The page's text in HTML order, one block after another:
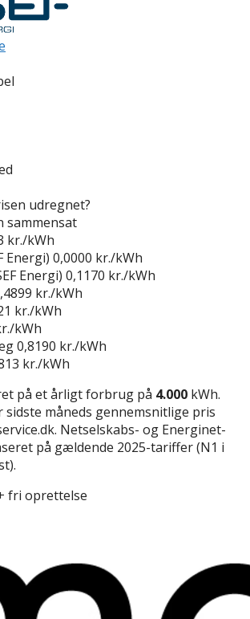
udregnet?
sammensat
kr./kWh
Energi) 0,0000 kr./kWh
Energi) 0,1170 kr./kWh
kr./kWh
kr./kWh
kWh
0,8190 kr./kWh
kr./kWh
på et årligt forbrug på 4.000 kWh.
sidste måneds gennemsnitlige pris
Netselskabs- og Energinet-
på gældende 2025-tariffer (N1 i
fri oprettelse